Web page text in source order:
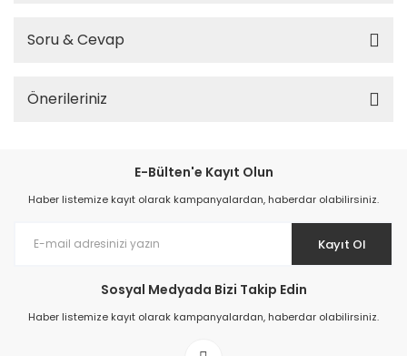
Soru & Cevap
Önerileriniz
E-Bülten'e Kayıt Olun
Haber listemize kayıt olarak kampanyalardan, haberdar olabilirsiniz.
Kayıt Ol
Sosyal Medyada Bizi Takip Edin
Haber listemize kayıt olarak kampanyalardan, haberdar olabilirsiniz.